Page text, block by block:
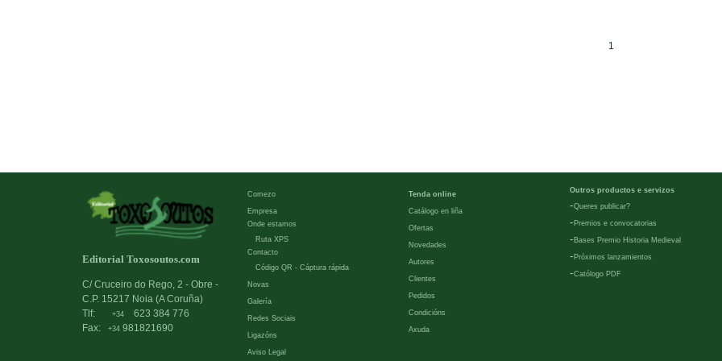
1
Editorial Toxosoutos.com
C/ Cruceiro do Rego, 2 - Obre -
C.P. 15217 Noia (A Coruña)
Tlf:
+34
623 384 776
Fax:
+34 981821690
Comezo
Empresa
Onde estamos
Ruta XPS
Contacto
Código QR - Cáptura rápida
Novas
Galería
Redes Sociais
Ligazóns
Aviso Legal
Tenda online
Catálogo en liña
Ofertas
Novedades
Autores
Clientes
Pedidos
Condicións
Axuda
Outros productos e servizos
-Queres publicar?
- Premios e convocatorias
- Bases Premio Historia Medieval
- Próximos lanzamientos
-Católogo PDF